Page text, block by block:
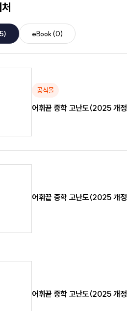
eBook(0)
공식몰
어휘끝 중학 고난도(2025 개
어휘끝 중학 고난도(2025 개
어휘끝 중학 고난도(2025 개